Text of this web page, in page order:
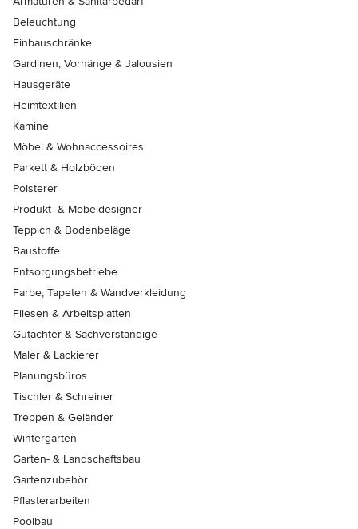
Beleuchtung
Einbauschränke
Gardinen, Vorhänge & Jalousien
Hausgeräte
Heimtextilien
Kamine
Möbel & Wohnaccessoires
Parkett & Holzböden
Polsterer
Produkt- & Möbeldesigner
Teppich & Bodenbeläge
Baustoffe
Entsorgungsbetriebe
Farbe, Tapeten & Wandverkleidung
Fliesen & Arbeitsplatten
Gutachter & Sachverständige
Maler & Lackierer
Planungsbüros
Tischler & Schreiner
Treppen & Geländer
Wintergärten
Garten- & Landschaftsbau
Gartenzubehör
Pflasterarbeiten
Poolbau